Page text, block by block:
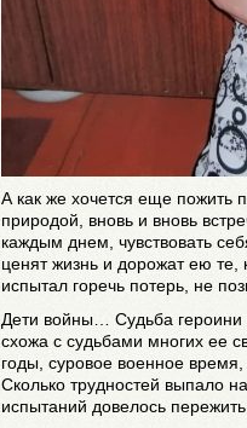
А как же хочется еще
природой, вновь и вновь
каждым днем, чувствовать
ценят жизнь и дорожат ею те,
испытал горечь потерь, не
Дети войны… Судьба
схожа с судьбами многих ее
годы, суровое военное
Сколько трудностей выпало
испытаний довелось